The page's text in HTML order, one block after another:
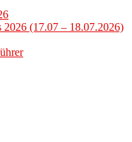
2026 (17.07 – 18.07.2026)